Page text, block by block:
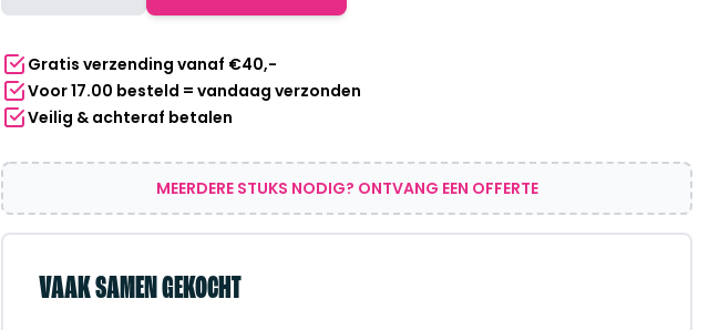
–
Stevig
&
Compact
–
Luxe
Bescherming
voor
Gratis verzending vanaf €40,-
Voor 17.00 besteld = vandaag verzonden
Veilig & achteraf betalen
MEERDERE STUKS NODIG? ONTVANG EEN OFFERTE
VAAK SAMEN GEKOCHT